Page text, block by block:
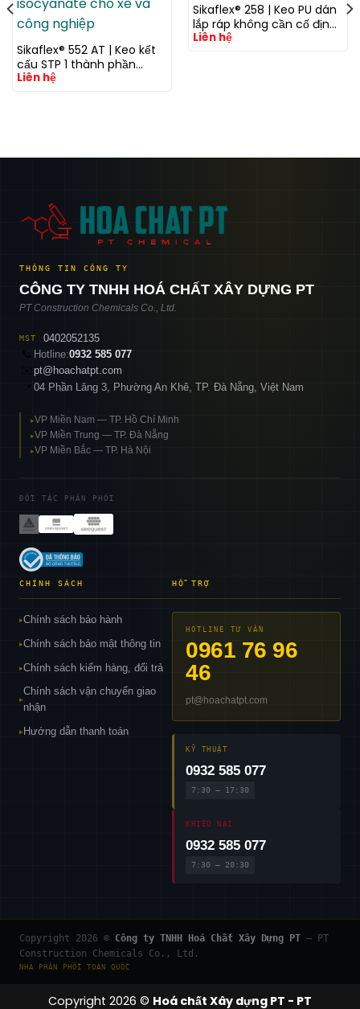
Sikaflex® 552 AT | Keo kết
cấu STP 1 thành phần
không chứa isocyanate
Liên hệ
Sikaflex® 258 | Keo PU dán
lắp ráp không cần cố định
cơ học
Liên hệ
THÔNG TIN CÔNG TY
CÔNG TY TNHH HOÁ CHẤT XÂY DỰNG PT
PT Construction Chemicals Co., Ltd.
MST
0402052135
📞 Hotline:0932 585 077
pt@hoachatpt.com
04 Phần Lăng 3, Phường An Khê, TP. Đà Nẵng, Việt Nam
▸VP Miền Nam — TP. Hồ Chí Minh
▸VP Miền Trung — TP. Đà Nẵng
▸VP Miền Bắc — TP. Hà Nội
ĐỐI TÁC PHÂN PHỐI
CHÍNH SÁCH
▸Chính sách bảo hành
▸Chính sách bảo mật thông tin
▸Chính sách kiểm hàng, đổi trả
▸
Chính sách vận chuyển giao
nhận
▸ Hướng dẫn thanh toán
HỖ TRỢ
HOTLINE TƯ VẤN
0961 76 96
46
pt@hoachatpt.com
KỸ THUẬT
0932 585 077
7:30 – 17:30
KHIẾU NẠI
0932 585 077
7:30 – 20:30
Copyright 2026 © Công ty TNHH Hoá Chất Xây Dựng PT — PT
Construction Chemicals Co., Ltd.
NHÀ PHÂN PHỐI TOÀN QUỐC
Copyright 2026 © Hoá chất Xây dựng PT - PT